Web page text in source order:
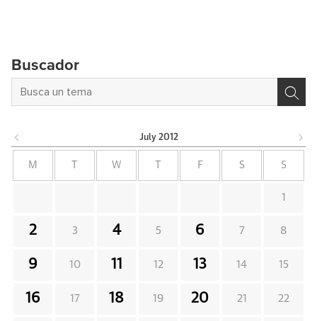
Buscador
July 2012
M W F S S
1
2 3 4 5 6 7 8
9 10 11 12 13 14 15
16 17 18 19 20 21 22